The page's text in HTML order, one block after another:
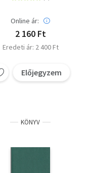
Online ár:
2 160 Ft
Eredeti ár: 2 400 Ft
Előjegyzem
KÖNYV